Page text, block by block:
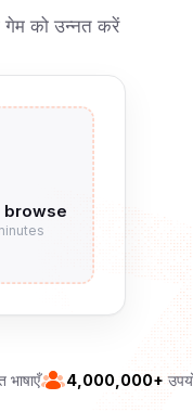
गेम को उन्नत करें
भाषाएँ 4,000,000+